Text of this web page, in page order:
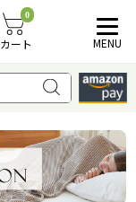
0
カート MENU